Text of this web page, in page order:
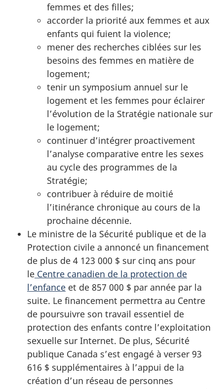
femmes et des filles;
accorder la priorité aux femmes et aux
enfants qui fuient la violence;
mener des recherches ciblées sur les
besoins des femmes en matière de
logement;
tenir un symposium annuel sur le
logement et les femmes pour éclairer
l’évolution de la Stratégie nationale sur
le logement;
continuer d’intégrer proactivement
l’analyse comparative entre les sexes
au cycle des programmes de la
Stratégie;
contribuer à réduire de moitié
l’itinérance chronique au cours de la
prochaine décennie.
Le ministre de la Sécurité publique et de la
Protection civile a annoncé un financement
de plus de 4 123 000 $ sur cinq ans pour
le Centre canadien de la protection de
l’enfance et de 857 000 $ par année par la
suite. Le financement permettra au Centre
de poursuivre son travail essentiel de
protection des enfants contre l’exploitation
sexuelle sur Internet. De plus, Sécurité
publique Canada s’est engagé à verser 93
616 $ supplémentaires à l’appui de la
création d’un réseau de personnes